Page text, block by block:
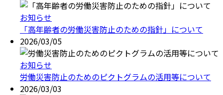
お知らせ
「高年齢者の労働災害防止のための指針」について
2026/03/05
お知らせ
労働災害防止のためのピクトグラムの活用等について
2026/03/03